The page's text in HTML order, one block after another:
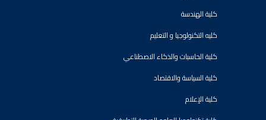
كلية الهندسة
كليه التكنولوجيا و التعليم
كلية الحاسبات والذكاء الاصطناعي
كلية السياسة والاقتصاد
كلية الإعلام